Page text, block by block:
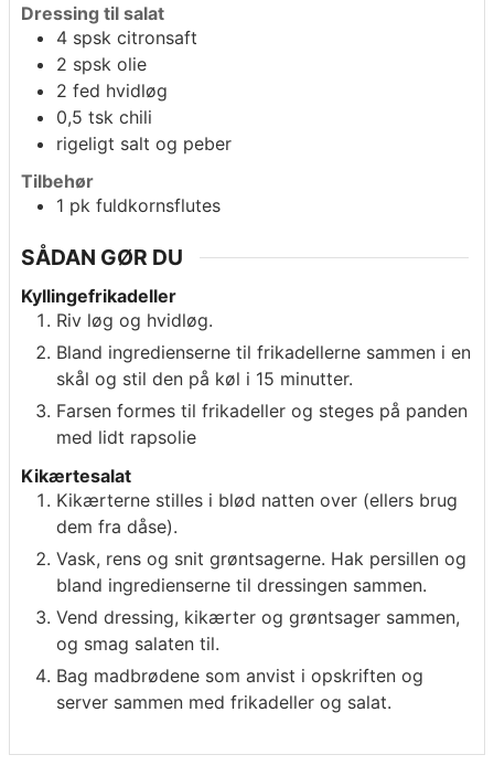
Dressing til salat
4 spsk citronsaft
2 spsk olie
2 fed hvidløg
0,5 tsk chili
rigeligt salt og peber
Tilbehør
1 pk fuldkornsflutes
SÅDAN GØR DU
Kyllingefrikadeller
Riv løg og hvidløg.
Bland ingredienserne til frikadellerne sammen i en
skål og stil den på køl i 15 minutter.
Farsen formes til frikadeller og steges på panden
med lidt rapsolie
Kikærtesalat
Kikærterne stilles i blød natten over (ellers brug
dem fra dåse).
Vask, rens og snit grøntsagerne. Hak persillen og
bland ingredienserne til dressingen sammen.
Vend dressing, kikærter og grøntsager sammen,
og smag salaten til.
Bag madbrødene som anvist i opskriften og
server sammen med frikadeller og salat.